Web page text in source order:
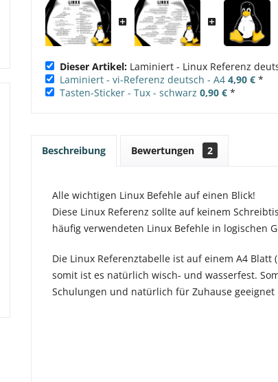
Dieser Artikel: Laminiert - Linux Referenz
Laminiert - vi-Referenz deutsch - A4 4,90 € *
Tasten-Sticker - Tux - schwarz 0,90 € *
Beschreibung Bewertungen 2
Alle wichtigen Linux Befehle auf einen Blick!
Diese Linux Referenz sollte auf keinem
häufig verwendeten Linux Befehle in logischen
Die Linux Referenztabelle ist auf einem A4
somit ist es natürlich wisch- und wasserfest.
Schulungen und natürlich für Zuhause geeignet